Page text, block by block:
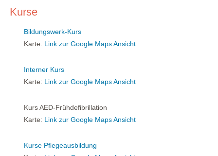
Kurse
Bildungswerk-Kurs
Karte: Link zur Google Maps Ansicht
Interner Kurs
Karte: Link zur Google Maps Ansicht
Kurs AED-Frühdefibrillation
Karte: Link zur Google Maps Ansicht
Kurse Pflegeausbildung